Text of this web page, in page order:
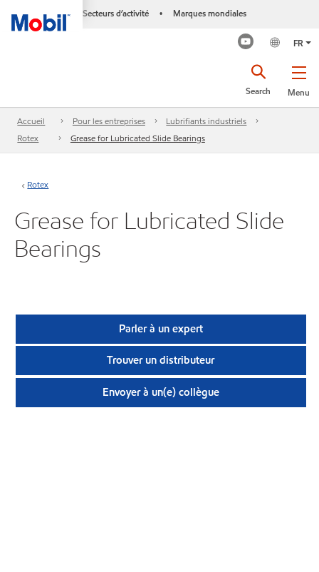
Secteurs d’activité • Marques mondiales
FR
Menu
Search
Accueil Pour les entreprises
Lubrifiants industriels
Rotex
Grease for Lubricated Slide Bearings
Rotex
Grease for Lubricated Slide
Bearings
Parler à un expert
Trouver un distributeur
Envoyer à un(e) collègue